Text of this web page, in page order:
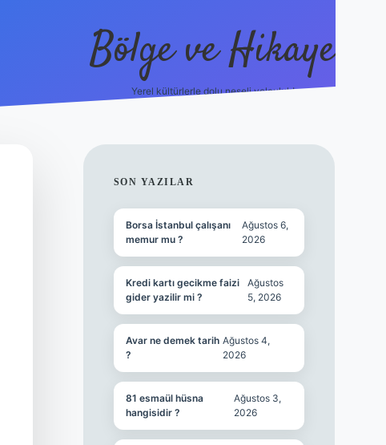
Bölge ve Hikaye
Yerel kültürlerle dolu neşeli yolculuk!
SIDEBAR
SON YAZILAR
Borsa İstanbul çalışanı
memur mu ?
Ağustos 6,
2026
Kredi kartı gecikme faizi
gider yazilir mi ?
Ağustos
5, 2026
Avar ne demek tarih
?
Ağustos 4,
2026
81 esmaül hüsna
hangisidir ?
Ağustos 3,
2026
grand opera